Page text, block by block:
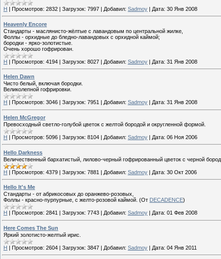
H | Просмотров: 2832 | Загрузок: 7997 | Добавил: Sadmoy | Дата: 30 Янв 2008
Heavenly Encore
Стандарты - маслянисто-жёлтые с лавандовым по центральной жилке,
Фоллы - орхидные до бледно-лавандовых с орхидной каймой;
бородки - ярко-золотистые.
Очень хорошо гофрирован.
H | Просмотров: 4194 | Загрузок: 8027 | Добавил: Sadmoy | Дата: 31 Янв 2008
Helen Dawn
Чисто белый, включая бородки.
Великолепной гофрировки.
H Просмотров: 3046 Загрузок: 7951 Добавил: Sadmoy Дата: 31 Янв 2008
Helen McGregor
Превосходный светло-голубой цветок с желтой бородой и округленной формой.
H | Просмотров: 5096 | Загрузок: 8104 | Добавил: Sadmoy | Дата: 06 Ноя 2006
Hello Darkness
Величественный бархатистый, лилово-черный гофрированный цветок с черной
H | Просмотров: 4379 | Загрузок: 7881 | Добавил: Sadmoy | Дата: 30 Окт 2006
Hello It's Me
Стандарты - от абрикосовых до оранжево-розовых,
Фоллы - красно-пурпурные, с желто-розовой каймой. (От DECADENCE)
H Просмотров: 2841 Загрузок: 7743 Добавил: Sadmoy Дата: 01 Фев 2008
Here Comes The Sun
Яркий золотисто-желтый ирис.
H | Просмотров: 2604 | Загрузок: 3847 | Добавил: Sadmoy | Дата: 04 Янв 2011